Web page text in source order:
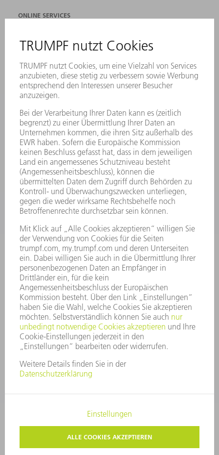
ONLINE SERVICES
STANDORTE
NEWSLETTER-ANMELDUNG
MYTRUMPF
SICHERHEITSDATENBLÄTTER
PRODUKTE
LASER
LEISTUNGSELEKTRONIK
ELEKTROWERKZEUGE
SMART FACTORY
SOFTWARE
SERVICES
ANWENDUNGEN
BRANCHEN
UNTERNEHMEN
KARRIERE
STELLENANGEBOTE
VORSTAND
GESCHÄFTSBERICHT
UNTERNEHMENSGRUNDSÄTZE
COMPLIANCE
HINWEISGEBERSYSTEM
SECURITY
PRESSEMITTEILUNGEN
MAGAZINE
LIEFERANTEN
NACHHALTIGKEIT
UMWELT & KLIMA
SOZIALES & GESELLSCHAFT
UNTERNEHMENSFÜHRUNG
IMPRESSUM DATENSCHUTZ
COPYRIGHT
PRIVATSPHÄRE-EINSTELLUNGEN